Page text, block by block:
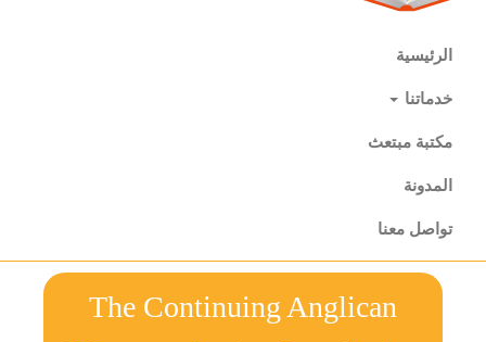
الرئيسية
خدماتنا
مكتبة مبتعث
المدونة
تواصل معنا
The Continuing Anglican